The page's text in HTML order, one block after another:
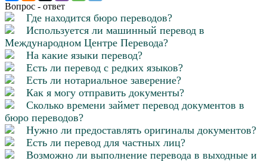
Вопрос - ответ
Где находится бюро переводов?
Используется ли машинный перевод в
Международном Центре Перевода?
На какие языки перевод?
Есть ли перевод с редких языков?
Есть ли нотариальное заверение?
Как я могу отправить документы?
Сколько времени займет перевод документов в
бюро переводов?
Нужно ли предоставлять оригиналы документов?
Есть ли перевод для частных лиц?
Возможно ли выполнение перевода в выходные и